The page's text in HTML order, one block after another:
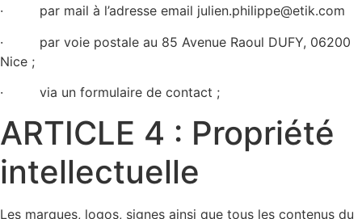
· par mail à l’adresse email julien.philippe@etik.com
· par voie postale au 85 Avenue Raoul DUFY, 06200
Nice ;
· via un formulaire de contact ;
ARTICLE 4 : Propriété
intellectuelle
Les marques, logos, signes ainsi que tous les contenus du